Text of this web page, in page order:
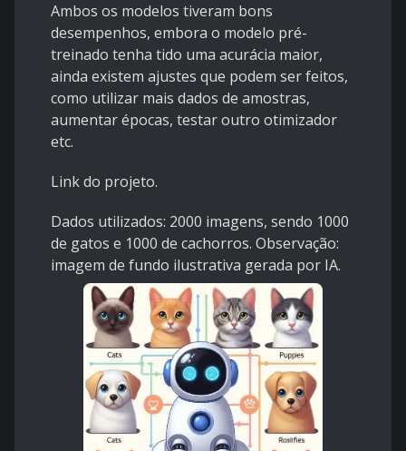
Ambos os modelos tiveram bons
desempenhos, embora o modelo pré-
treinado tenha tido uma acurácia maior,
ainda existem ajustes que podem ser feitos,
como utilizar mais dados de amostras,
aumentar épocas, testar outro otimizador
etc.
Link do projeto.
Dados utilizados: 2000 imagens, sendo 1000
de gatos e 1000 de cachorros. Observação:
imagem de fundo ilustrativa gerada por IA.